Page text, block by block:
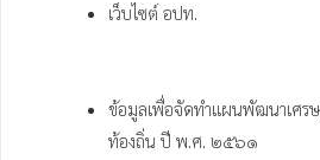
เว็บไซต์ อปท.
ข้อมูลเพื่อจัดทำแผนพัฒนาเศร
ท้องถิ่น ปี พ.ศ. ๒๕๖๑